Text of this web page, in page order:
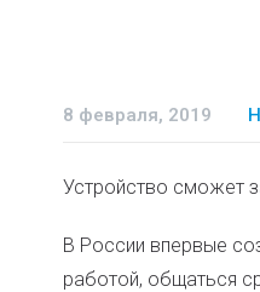
8 февраля, 2019
Устройство сможет
В России впервые
работой, общаться